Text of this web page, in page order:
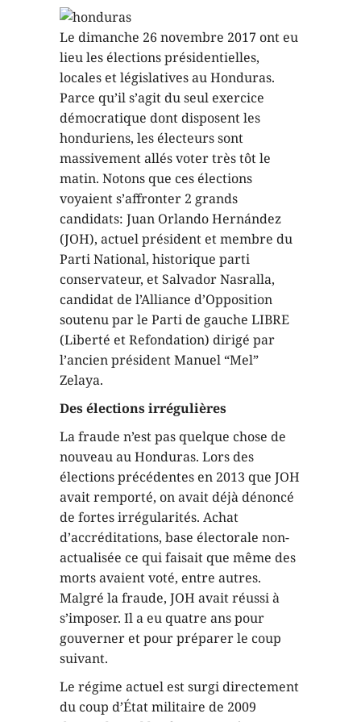
Le dimanche 26 novembre 2017 ont eu
lieu les élections présidentielles,
locales et législatives au Honduras.
Parce qu’il s’agit du seul exercice
démocratique dont disposent les
honduriens, les électeurs sont
massivement allés voter très tôt le
matin. Notons que ces élections
voyaient s’affronter 2 grands
candidats: Juan Orlando Hernández
(JOH), actuel président et membre du
Parti National, historique parti
conservateur, et Salvador Nasralla,
candidat de l’Alliance d’Opposition
soutenu par le Parti de gauche LIBRE
(Liberté et Refondation) dirigé par
l’ancien président Manuel “Mel”
Zelaya.
Des élections irrégulières
La fraude n’est pas quelque chose de
nouveau au Honduras. Lors des
élections précédentes en 2013 que JOH
avait remporté, on avait déjà dénoncé
de fortes irrégularités. Achat
d’accréditations, base électorale non-
actualisée ce qui faisait que même des
morts avaient voté, entre autres.
Malgré la fraude, JOH avait réussi à
s’imposer. Il a eu quatre ans pour
gouverner et pour préparer le coup
suivant.
Le régime actuel est surgi directement
du coup d’État militaire de 2009